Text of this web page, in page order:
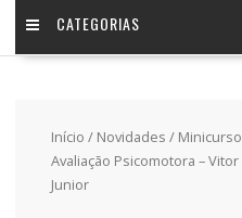
CATEGORIAS
Início / Novidades /
Avaliação Psicomotora –
Junior